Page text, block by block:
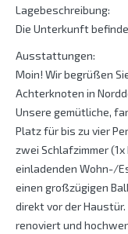
Lagebeschreibung:
Die Unterkunft
Ausstattungen:
Moin! Wir begrüßen
Achterknoten in
Unsere gemütliche,
Platz für bis zu vier
zwei Schlafzimmer
einladenden Wohn-/
einen großzügigen
direkt vor der Haustür.
renoviert und